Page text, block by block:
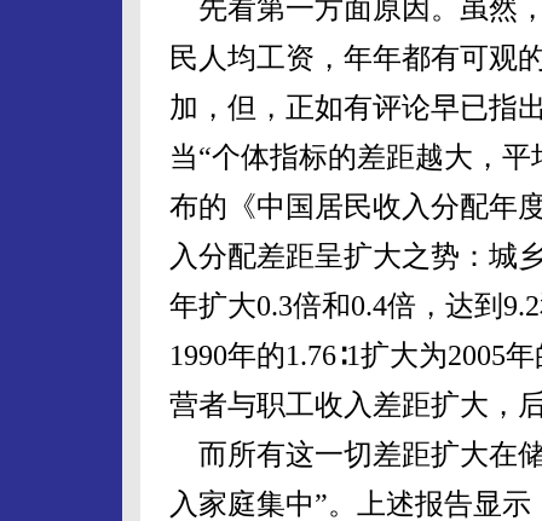
先看第一方面原因。虽然
民人均工资，年年都有可观
加，但，正如有评论早已指
当“个体指标的差距越大，
布的《中国居民收入分配年
入分配差距呈扩大之势：城
年扩大0.3倍和0.4倍，达到
1990年的1.76∶1扩大为2005
营者与职工收入差距扩大，
而所有这一切差距扩大在
入家庭集中”。上述报告显